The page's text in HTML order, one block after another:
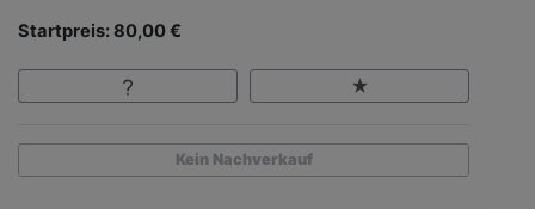
Startpreis: 80,00 €
Kein Nachverkauf